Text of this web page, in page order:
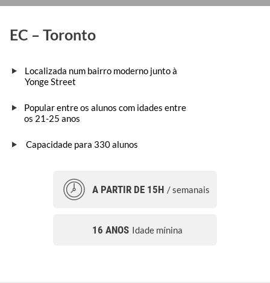
EC – Toronto
Localizada num bairro moderno junto à
Yonge Street
Popular entre os alunos com idades entre
os 21-25 anos
Capacidade para 330 alunos
A PARTIR DE 15H / semanais
16 ANOS Idade mínina